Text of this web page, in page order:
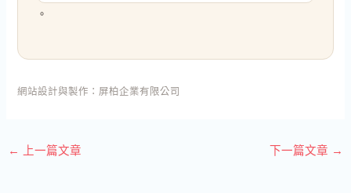
。
網站設計與製作： 屏柏企業有限公司
← 上一篇文章 下一篇文章 →